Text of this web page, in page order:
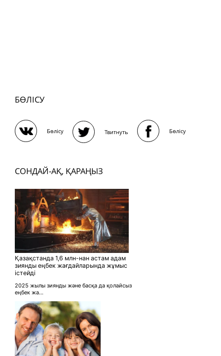
БӨЛІСУ
Бөлісу Твитнуть Бөлісу
СОНДАЙ-АҚ, ҚАРАҢЫЗ
Қазақстанда 1,6 млн-нан астам адам
зиянды еңбек жағдайларында жұмыс
істейді
2025 жылы зиянды және басқа да қолайсыз
еңбек жа...